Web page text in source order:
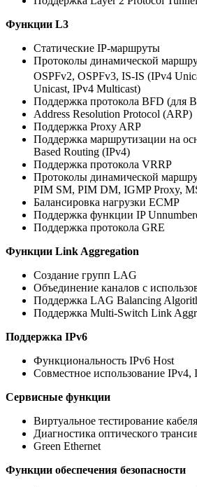
Функции L3
Статические IP-маршруты
Протоколы динамической
OSPFv2, OSPFv3, IS-IS (IPv4
Unicast, IPv4 Multicast)
Поддержка протокола BFD (для
Address Resolution Protocol (ARP)
Поддержка Proxy ARP
Поддержка маршрутизации на
Based Routing (IPv4)
Поддержка протокола VRRP
Протоколы динамической
PIM SM, PIM DM, IGMP Proxy,
Балансировка нагрузки ECMP
Поддержка функции IP
Поддержка протокола GRE
Функции Link Aggregation
Создание групп LAG
Объединение каналов с
Поддержка LAG Balancing
Поддержка Multi-Switch Link
Поддержка IPv6
Функциональность IPv6 Host
Совместное использование IPv4,
Сервисные функции
Виртуальное тестирование
Диагностика оптического
Green Ethernet
Функции обеспечения безопасности